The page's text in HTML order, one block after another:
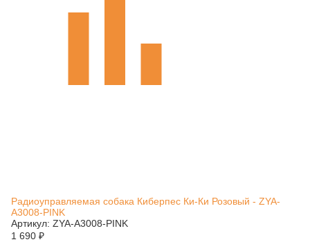
Радиоуправляемая собака Киберпес Ки-Ки Розовый - ZYA-
A3008-PINK
Артикул: ZYA-A3008-PINK
1 690 ₽